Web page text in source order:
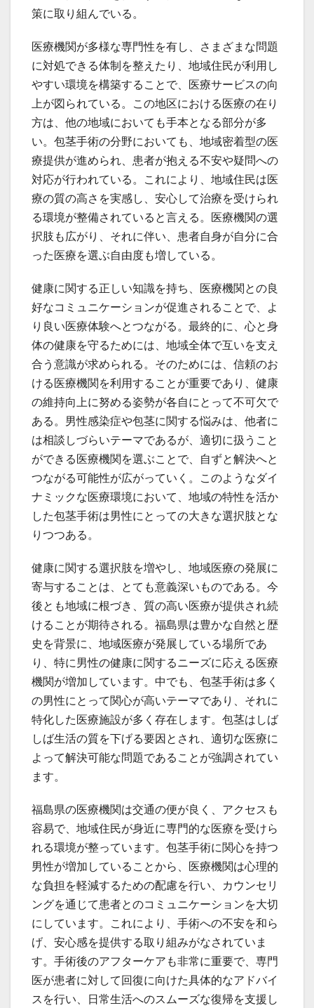
策に取り組んでいる。
医療機関が多様な専門性を有し、さまざまな問題
に対処できる体制を整えたり、地域住民が利用し
やすい環境を構築することで、医療サービスの向
上が図られている。この地区における医療の在り
方は、他の地域においても手本となる部分が多
い。包茎手術の分野においても、地域密着型の医
療提供が進められ、患者が抱える不安や疑問への
対応が行われている。これにより、地域住民は医
療の質の高さを実感し、安心して治療を受けられ
る環境が整備されていると言える。医療機関の選
択肢も広がり、それに伴い、患者自身が自分に合
った医療を選ぶ自由度も増している。
健康に関する正しい知識を持ち、医療機関との良
好なコミュニケーションが促進されることで、よ
り良い医療体験へとつながる。最終的に、心と身
体の健康を守るためには、地域全体で互いを支え
合う意識が求められる。そのためには、信頼のお
ける医療機関を利用することが重要であり、健康
の維持向上に努める姿勢が各自にとって不可欠で
ある。男性感染症や包茎に関する悩みは、他者に
は相談しづらいテーマであるが、適切に扱うこと
ができる医療機関を選ぶことで、自ずと解決へと
つながる可能性が広がっていく。このようなダイ
ナミックな医療環境において、地域の特性を活か
した包茎手術は男性にとっての大きな選択肢とな
りつつある。
健康に関する選択肢を増やし、地域医療の発展に
寄与することは、とても意義深いものである。今
後とも地域に根づき、質の高い医療が提供され続
けることが期待される。福島県は豊かな自然と歴
史を背景に、地域医療が発展している場所であ
り、特に男性の健康に関するニーズに応える医療
機関が増加しています。中でも、包茎手術は多く
の男性にとって関心が高いテーマであり、それに
特化した医療施設が多く存在します。包茎はしば
しば生活の質を下げる要因とされ、適切な医療に
よって解決可能な問題であることが強調されてい
ます。
福島県の医療機関は交通の便が良く、アクセスも
容易で、地域住民が身近に専門的な医療を受けら
れる環境が整っています。包茎手術に関心を持つ
男性が増加していることから、医療機関は心理的
な負担を軽減するための配慮を行い、カウンセリ
ングを通じて患者とのコミュニケーションを大切
にしています。これにより、手術への不安を和ら
げ、安心感を提供する取り組みがなされていま
す。手術後のアフターケアも非常に重要で、専門
医が患者に対して回復に向けた具体的なアドバイ
スを行い、日常生活へのスムーズな復帰を支援し